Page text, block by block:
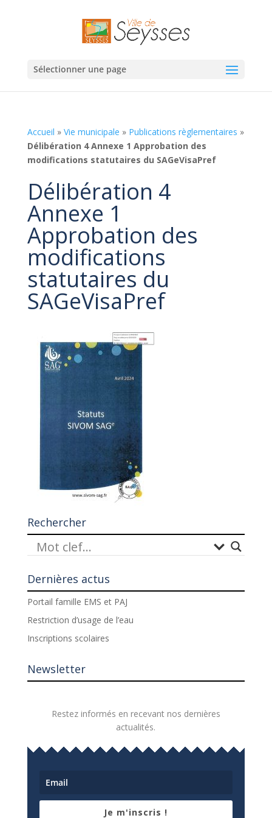
Sélectionner une page
Accueil » Vie municipale » Publications règlementaires »
Délibération 4 Annexe 1 Approbation des
modifications statutaires du SAGeVisaPref
Délibération 4
Annexe 1
Approbation des
modifications
statutaires du
SAGeVisaPref
Rechercher
Dernières actus
Portail famille EMS et PAJ
Restriction d’usage de l’eau
Inscriptions scolaires
Newsletter
Restez informés en recevant nos dernières
actualités.
Je m'inscris !